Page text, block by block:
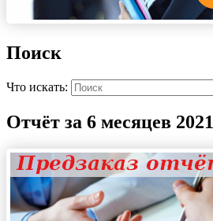
Поиск
Что искать:
Отчёт за 6 месяцев 2021